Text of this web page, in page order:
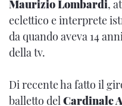
Maurizio Lombardi,
eclettico e interprete
da quando aveva 14
della tv.
Di recente ha fatto il
balletto del Cardinale